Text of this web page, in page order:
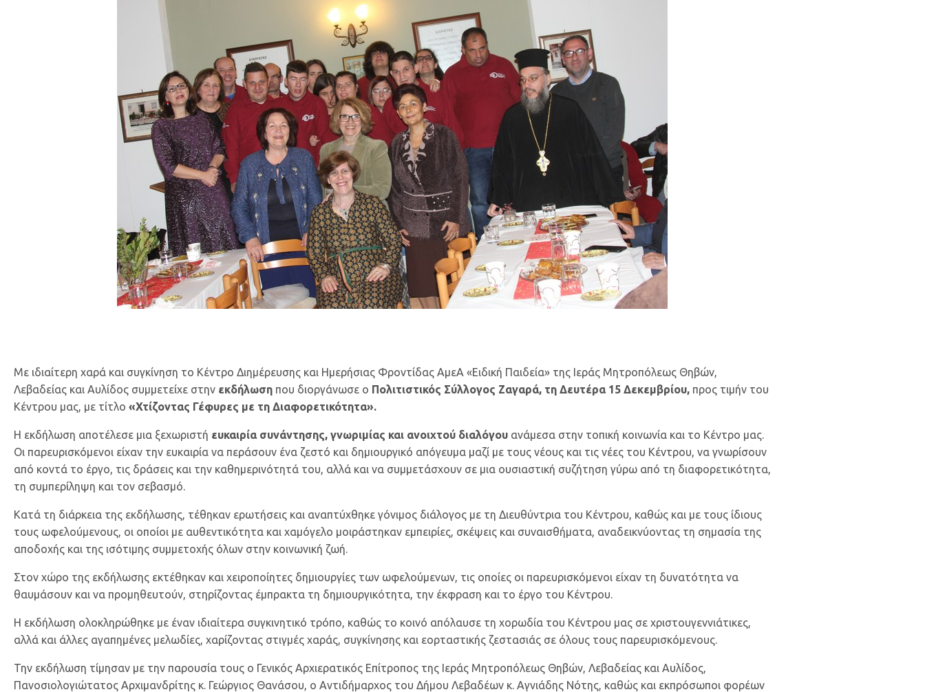
Με ιδιαίτερη χαρά και συγκίνηση το Κέντρο Διημέρευσης και Ημερήσιας Φροντίδας ΑμεΑ «Ειδική Παιδεία» της Ιεράς Μητροπόλεως Θηβών,
Λεβαδείας και Αυλίδος συμμετείχε στην εκδήλωση που διοργάνωσε ο Πολιτιστικός Σύλλογος Ζαγαρά, τη Δευτέρα 15 Δεκεμβρίου, προς τιμήν του
Κέντρου μας, με τίτλο «Χτίζοντας Γέφυρες με τη Διαφορετικότητα».
Η εκδήλωση αποτέλεσε μια ξεχωριστή ευκαιρία συνάντησης, γνωριμίας και ανοιχτού διαλόγου ανάμεσα στην τοπική κοινωνία και το Κέντρο μας.
Οι παρευρισκόμενοι είχαν την ευκαιρία να περάσουν ένα ζεστό και δημιουργικό απόγευμα μαζί με τους νέους και τις νέες του Κέντρου, να γνωρίσουν
από κοντά το έργο, τις δράσεις και την καθημερινότητά του, αλλά και να συμμετάσχουν σε μια ουσιαστική συζήτηση γύρω από τη διαφορετικότητα,
τη συμπερίληψη και τον σεβασμό.
Κατά τη διάρκεια της εκδήλωσης, τέθηκαν ερωτήσεις και αναπτύχθηκε γόνιμος διάλογος με τη Διευθύντρια του Κέντρου, καθώς και με τους ίδιους
τους ωφελούμενους, οι οποίοι με αυθεντικότητα και χαμόγελο μοιράστηκαν εμπειρίες, σκέψεις και συναισθήματα, αναδεικνύοντας τη σημασία της
αποδοχής και της ισότιμης συμμετοχής όλων στην κοινωνική ζωή.
Στον χώρο της εκδήλωσης εκτέθηκαν και χειροποίητες δημιουργίες των ωφελούμενων, τις οποίες οι παρευρισκόμενοι είχαν τη δυνατότητα να
θαυμάσουν και να προμηθευτούν, στηρίζοντας έμπρακτα τη δημιουργικότητα, την έκφραση και το έργο του Κέντρου.
Η εκδήλωση ολοκληρώθηκε με έναν ιδιαίτερα συγκινητικό τρόπο, καθώς το κοινό απόλαυσε τη χορωδία του Κέντρου μας σε χριστουγεννιάτικες,
αλλά και άλλες αγαπημένες μελωδίες, χαρίζοντας στιγμές χαράς, συγκίνησης και εορταστικής ζεστασιάς σε όλους τους παρευρισκόμενους.
Την εκδήλωση τίμησαν με την παρουσία τους ο Γενικός Αρχιερατικός Επίτροπος της Ιεράς Μητροπόλεως Θηβών, Λεβαδείας και Αυλίδος,
Πανοσιολογιώτατος Αρχιμανδρίτης κ. Γεώργιος Θανάσου, ο Αντιδήμαρχος του Δήμου Λεβαδέων κ. Αγνιάδης Νότης, καθώς και εκπρόσωποι φορέων